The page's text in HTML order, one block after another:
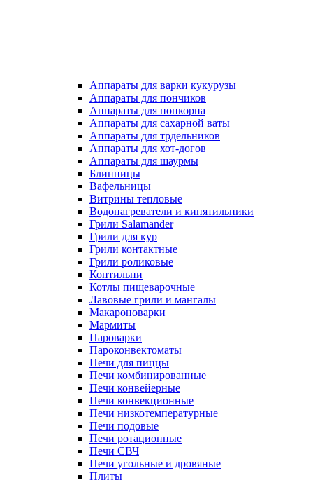
Аппараты для варки кукурузы
Аппараты для пончиков
Аппараты для попкорна
Аппараты для сахарной ваты
Аппараты для трдельников
Аппараты для хот-догов
Аппараты для шаурмы
Блинницы
Вафельницы
Витрины тепловые
Водонагреватели и кипятильники
Грили Salamander
Грили для кур
Грили контактные
Грили роликовые
Коптильни
Котлы пищеварочные
Лавовые грили и мангалы
Макароноварки
Мармиты
Пароварки
Пароконвектоматы
Печи для пиццы
Печи комбинированные
Печи конвейерные
Печи конвекционные
Печи низкотемпературные
Печи подовые
Печи ротационные
Печи СВЧ
Печи угольные и дровяные
Плиты